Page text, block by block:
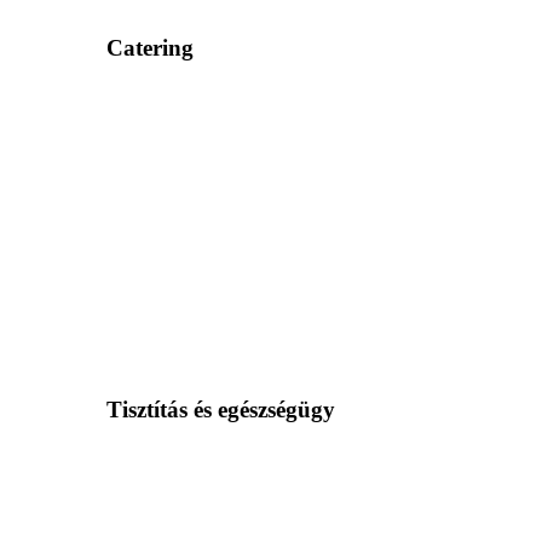
Catering
Tisztítás és egészségügy